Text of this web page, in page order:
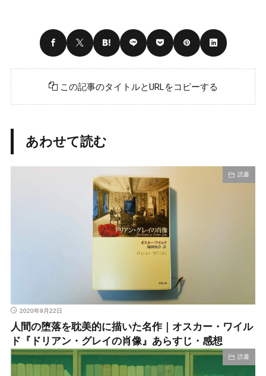
この記事のタイトルとURLをコピーする
あわせて読む
読書
2020年9月22日
人間の堕落を耽美的に描いた名作｜オスカー・ワイル
ド『ドリアン・グレイの肖像』あらすじ・感想
読書